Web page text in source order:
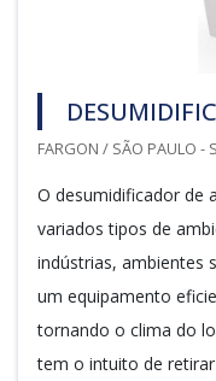
FARGON / SÃO PAULO -
O desumidificador de
variados tipos de
indústrias, ambientes
um equipamento
tornando o clima do
tem o intuito de